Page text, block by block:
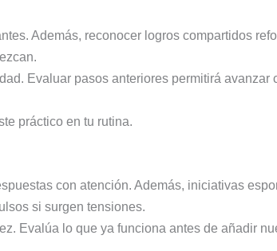
Además, reconocer logros compartidos
Evaluar pasos anteriores permitirá avanzar
práctico en tu rutina.
con atención. Además, iniciativas
si surgen tensiones.
Evalúa lo que ya funciona antes de añadir